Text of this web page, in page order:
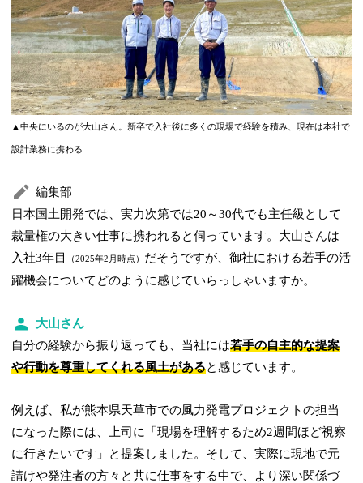
▲中央にいるのが大山さん。新卒で入社後に多くの現場で経験を積み、現在は本社で
設計業務に携わる
編集部
日本国土開発では、実力次第では20～30代でも主任級として
裁量権の大きい仕事に携われると伺っています。大山さんは
入社3年目
（2025年2月時点） だそうですが、御社における若手の活
躍機会についてどのように感じていらっしゃいますか。
大山さん
自分の経験から振り返っても、当社には若手の自主的な提案
や行動を尊重してくれる風土があると感じています。
例えば、私が熊本県天草市での風力発電プロジェクトの担当
になった際には、上司に「現場を理解するため2週間ほど視察
に行きたいです」と提案しました。そして、実際に現地で元
請けや発注者の方々と共に仕事をする中で、より深い関係づ